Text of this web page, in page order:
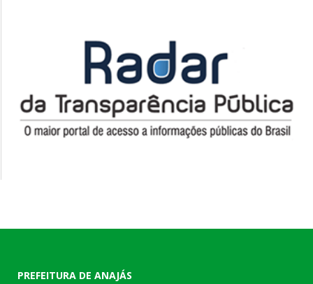
PREFEITURA DE ANAJÁS